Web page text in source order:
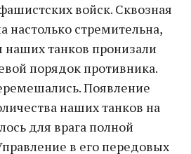
войск. Сквозная
настолько стремительна,
танков пронизали
порядок противника.
Появление
наших танков на
для врага полной
в его передовых